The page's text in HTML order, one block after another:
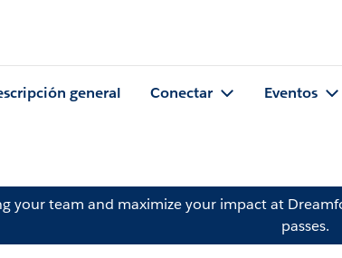
general Conectar Eventos
your team and maximize your impact at
passes.